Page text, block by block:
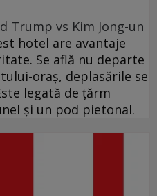
Trump vs Kim Jong-un
hotel are avantaje
Se află nu departe
oraş, deplasările se
legată de ţărm
şi un pod pietonal.